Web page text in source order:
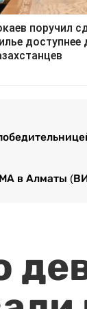
в Алматы